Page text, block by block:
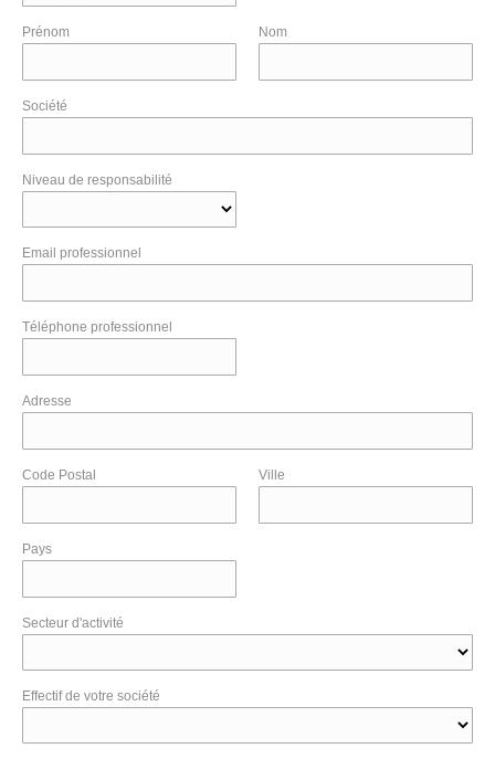
Prénom Nom
Société
Niveau de responsabilité
Email professionnel
Téléphone professionnel
Adresse
Code Postal Ville
Pays
Secteur d'activité
Effectif de votre société